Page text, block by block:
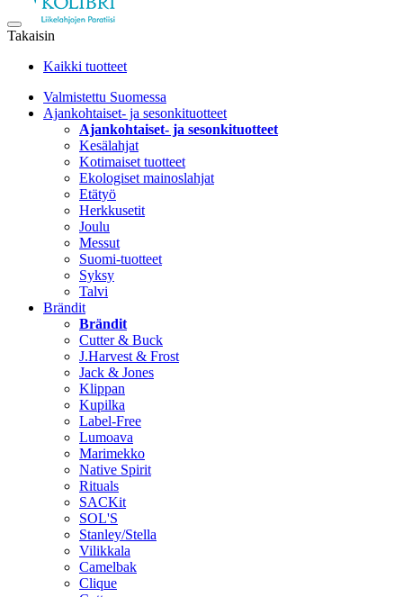
Takaisin
Kaikki tuotteet
Valmistettu Suomessa
Ajankohtaiset- ja sesonkituotteet
Ajankohtaiset- ja sesonkituotteet
Kesälahjat
Kotimaiset tuotteet
Ekologiset mainoslahjat
Etätyö
Herkkusetit
Joulu
Messut
Suomi-tuotteet
Syksy
Talvi
Brändit
Brändit
Cutter & Buck
J.Harvest & Frost
Jack & Jones
Klippan
Kupilka
Label-Free
Lumoava
Marimekko
Native Spirit
Rituals
SACKit
SOL'S
Stanley/Stella
Vilikkala
Camelbak
Clique